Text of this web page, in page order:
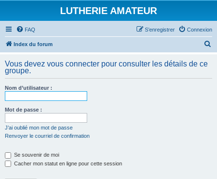
LUTHERIE AMATEUR
FAQ Connexion
S’enregistrer
Index du forum
h
Vous devez vous connecter pour consulter les détails de ce
groupe.
Nom d’utilisateur :
Mot de passe :
J’ai oublié mon mot de passe
Renvoyer le courriel de confirmation
Se souvenir de moi
Cacher mon statut en ligne pour cette session